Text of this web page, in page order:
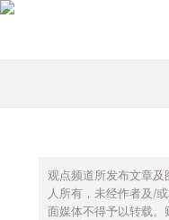
观点频道所发布文章
人所有，未经作者及/
面媒体不得予以转载